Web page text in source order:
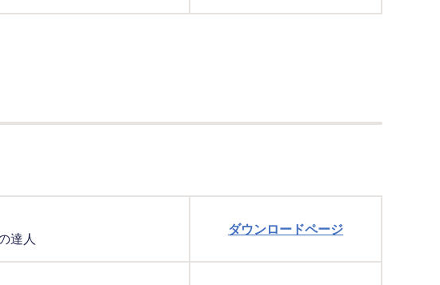
達人
ダウンロードページ